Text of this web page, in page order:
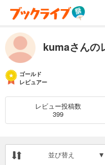
kumaさんの
ゴールド
レビュアー
レビュー投稿数
399
並び替え